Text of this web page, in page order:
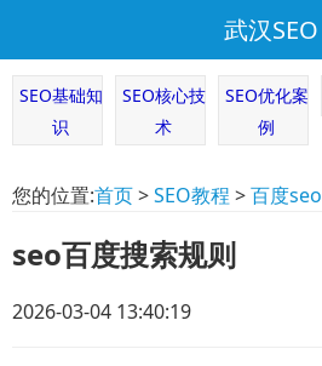
武汉SEO
SEO基础知
识
SEO核心技
术
SEO优化案
例
您的位置:首页>SEO教程 >百度seo
seo百度搜索规则
2026-03-04 13:40:19